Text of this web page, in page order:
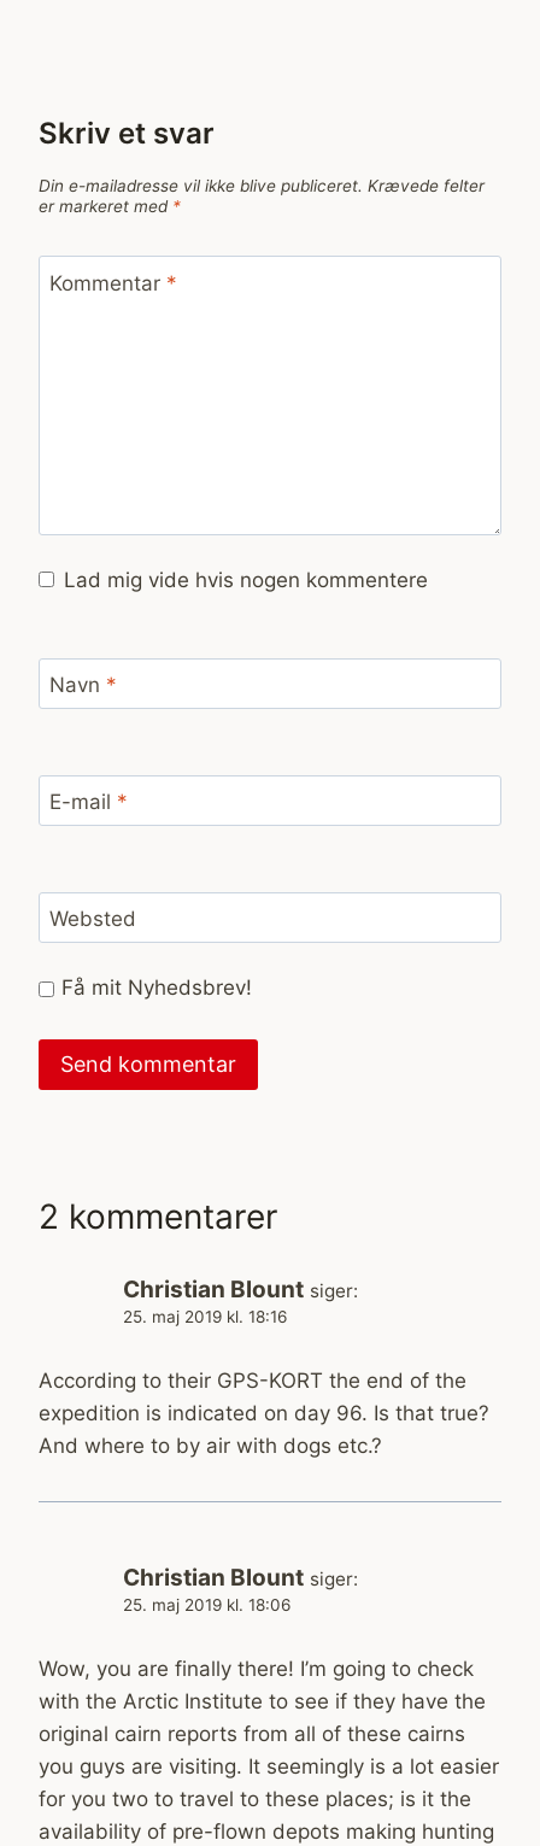
Skriv et svar
Din e-mailadresse vil ikke blive publiceret. Krævede felter
er markeret med *
Kommentar *
Lad mig vide hvis nogen kommentere
Navn *
E-mail *
Websted
Få mit Nyhedsbrev!
2 kommentarer
Christian Blount siger:
25. maj 2019 kl. 18:16
According to their GPS-KORT the end of the
expedition is indicated on day 96. Is that true?
And where to by air with dogs etc.?
Christian Blount siger:
25. maj 2019 kl. 18:06
Wow, you are finally there! I’m going to check
with the Arctic Institute to see if they have the
original cairn reports from all of these cairns
you guys are visiting. It seemingly is a lot easier
for you two to travel to these places; is it the
availability of pre-flown depots making hunting